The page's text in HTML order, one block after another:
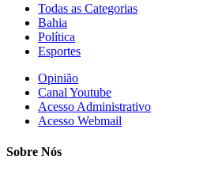
Todas as Categorias
Bahia
Política
Esportes
Opinião
Canal Youtube
Acesso Administrativo
Acesso Webmail
Sobre Nós